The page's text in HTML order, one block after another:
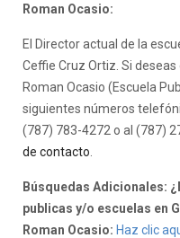
Roman Ocasio:
El Director actual de la
Ceffie Cruz Ortiz. Si
Roman Ocasio (Escuela
siguientes números
(787) 783-4272 o al (787)
de contacto
Búsquedas Adicionales:
publicas y/o escuelas en
Roman Ocasio: Haz clic